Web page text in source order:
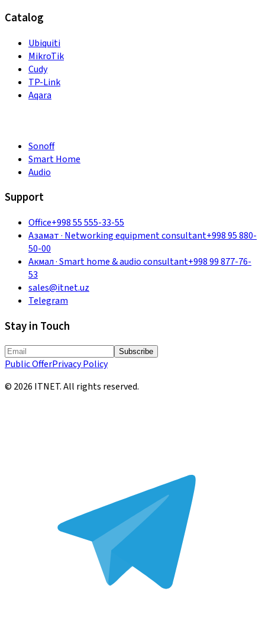
Catalog
Ubiquiti
MikroTik
Cudy
TP-Link
Aqara
Sonoff
Smart Home
Audio
Support
Office+998 55 555-33-55
Азамат· Networking equipment consultant+998 95 880-
50-00
Акмал·Smart home & audio consultant+998 99 877-76-
53
sales@itnet.uz
Telegram
Stay in Touch
Subscribe
Public OfferPrivacy Policy
© 2026 ITNET.All rights reserved.